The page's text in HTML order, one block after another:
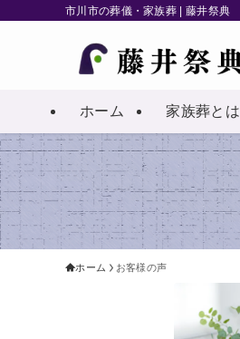
市川市の葬儀・家族葬 | 藤井祭典
ホーム 家族葬とは
ホーム お客様の声